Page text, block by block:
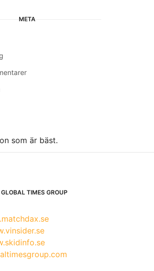
META
som är bäst.
TIMES GROUP